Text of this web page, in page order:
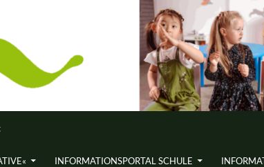
INFORMATIONS­PORTAL SCHULE